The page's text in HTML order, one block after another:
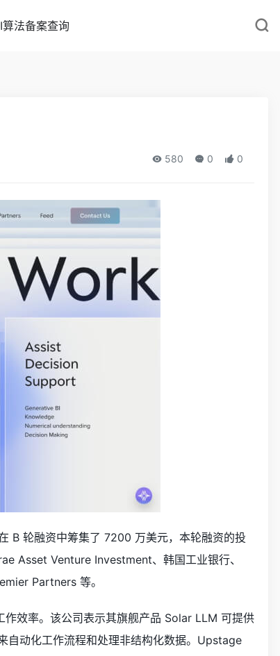
算法备案查询
580 0 0
B 轮融资中筹集了 7200 万美元，本轮融资的投
Asset Venture Investment、韩国工业银行、
Partners 等。
效率。该公司表示其旗舰产品 Solar LLM 可提供
自动化工作流程和处理非结构化数据。Upstage